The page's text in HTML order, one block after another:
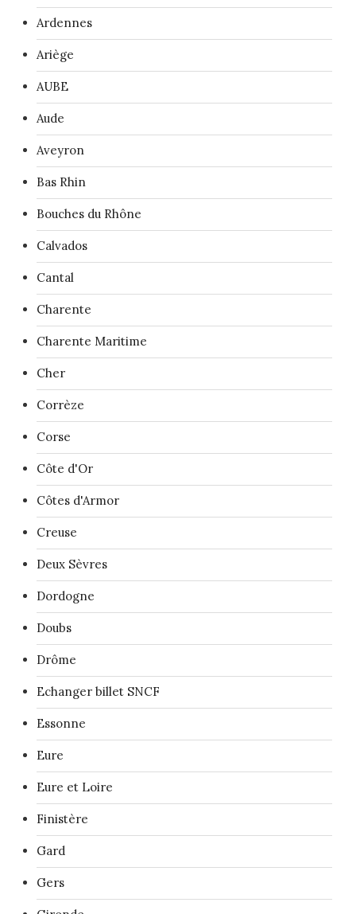
Ardennes
Ariège
AUBE
Aude
Aveyron
Bas Rhin
Bouches du Rhône
Calvados
Cantal
Charente
Charente Maritime
Cher
Corrèze
Corse
Côte d'Or
Côtes d'Armor
Creuse
Deux Sèvres
Dordogne
Doubs
Drôme
Echanger billet SNCF
Essonne
Eure
Eure et Loire
Finistère
Gard
Gers